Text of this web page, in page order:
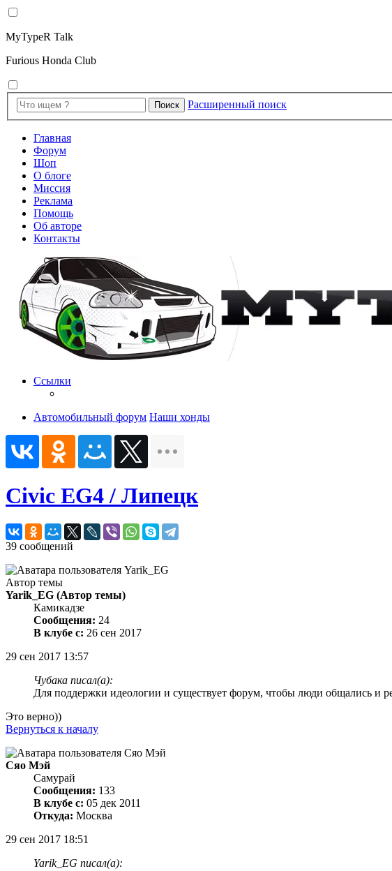
MyTypeR Talk
Furious Honda Club
Поиск Расширенный поиск
Главная
Форум
Шоп
О блоге
Миссия
Реклама
Помощь
Об авторе
Контакты
Ссылки
Автомобильный форум Наши хонды
Civic EG4 / Липецк
39 сообщений
Автор темы
Yarik_EG (Автор темы)
Камикадзе
Сообщения: 24
В клубе с: 26 сен 2017
29 сен 2017 13:57
Чубака писал(а):
Для поддержки идеологии и существует форум, чтобы люди общались и
Это верно))
Вернуться к началу
Сяо Мэй
Самурай
Сообщения: 133
В клубе с: 05 дек 2011
Откуда: Москва
29 сен 2017 18:51
Yarik_EG писал(а):